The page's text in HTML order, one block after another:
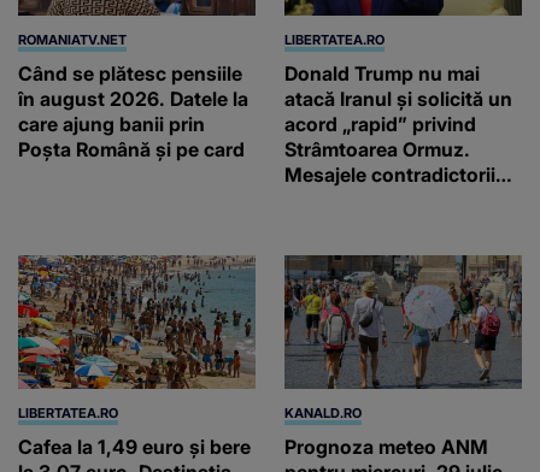
ROMANIATV.NET
Când se plătesc pensiile
în august 2026. Datele la
care ajung banii prin
Poșta Română și pe card
LIBERTATEA.RO
Donald Trump nu mai
atacă Iranul și solicită un
acord „rapid” privind
Strâmtoarea Ormuz.
Mesajele contradictorii
LIBERTATEA.RO
Cafea la 1,49 euro și bere
KANALD.RO
Prognoza meteo ANM